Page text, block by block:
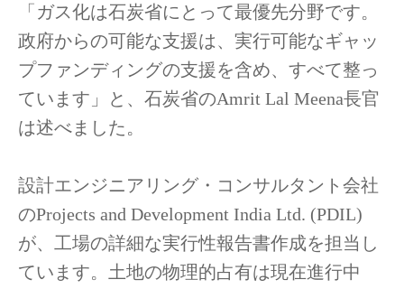
「ガス化は石炭省にとって最優先分野です。
政府からの可能な支援は、実行可能なギャッ
プファンディングの支援を含め、すべて整っ
ています」と、石炭省のAmrit Lal Meena長官
は述べました。
設計エンジニアリング・コンサルタント会社
のProjects and Development India Ltd. (PDIL)
が、工場の詳細な実行性報告書作成を担当し
ています。土地の物理的占有は現在進行中